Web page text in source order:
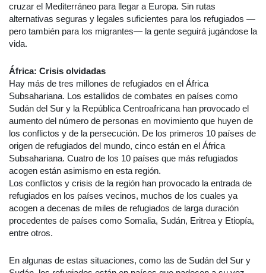
cruzar el Mediterráneo para llegar a Europa. Sin rutas
alternativas seguras y legales suficientes para los refugiados —
pero también para los migrantes— la gente seguirá jugándose la
vida.
África: Crisis olvidadas
Hay más de tres millones de refugiados en el África
Subsahariana. Los estallidos de combates en países como
Sudán del Sur y la República Centroafricana han provocado el
aumento del número de personas en movimiento que huyen de
los conflictos y de la persecución. De los primeros 10 países de
origen de refugiados del mundo, cinco están en el África
Subsahariana. Cuatro de los 10 países que más refugiados
acogen están asimismo en esta región.
Los conflictos y crisis de la región han provocado la entrada de
refugiados en los países vecinos, muchos de los cuales ya
acogen a decenas de miles de refugiados de larga duración
procedentes de países como Somalia, Sudán, Eritrea y Etiopía,
entre otros.
En algunas de estas situaciones, como las de Sudán del Sur y